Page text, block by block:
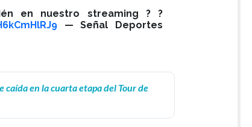
en nuestro streaming ? ?
— Señal Deportes
caída en la cuarta etapa del Tour de